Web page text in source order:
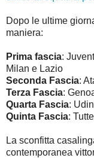
Dopo le ultime
maniera:
Prima fascia:
Milan e Lazio
Seconda Fascia:
Terza Fascia:
Quarta Fascia:
Quinta Fascia:
La sconfitta
contemporanea